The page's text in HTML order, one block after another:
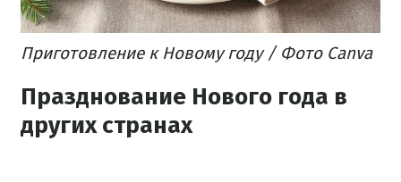
Приготовление к Новому году / Фото Canva
Празднование Нового года в
других странах